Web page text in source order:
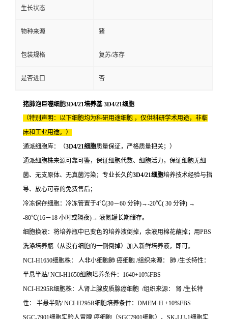
生长状态
物种来源 猪
包装规格 复苏/冻存
是否进口 否
猪肺泡巨噬细胞3D4/21培养基 3D4/21细胞
（特别声明：以下细胞均为科研用途细胞 ，仅供科研学术用途，非临
床和工业用途。）
通派细胞库：（3D4/21细胞质量保证，严格质量把关；）
通派细胞株来源可靠可鉴，保证细胞代数、细胞活力，保证细胞无细
菌、无支原体、无真菌污染；专业长久的3D4/21细胞培养技术经验与指
导、放心可靠的免费售后；
冷冻保存细胞：冷冻管置于4℃(30－60 分钟)→-20℃( 30 分钟) →
-80℃(16－18 小时或隔夜)→ 液氮罐长期储存。
细胞换液：将培养瓶中已变色的培养液倒掉，余液用棉花蘸掉；用PBS
洗涤培养瓶（从没有细胞的一侧倒掉）加入新鲜培养液，即可。
NCI-H1650细胞株： 人非小细胞肺 癌细胞 /组织来源： 肺 /生长特性：
半悬半贴/ NCI-H1650细胞培养条件：1640+10%FBS
NCI-H295R细胞株：人肾上腺皮质腺癌细胞 /组织来源： 肾 /生长特
性： 半悬半贴/ NCI-H295R细胞培养条件：DMEM-H +10%FBS
SGC-7901细胞实验人胃腺 癌细胞（SGC7901细胞）、SK-LU-1细胞实